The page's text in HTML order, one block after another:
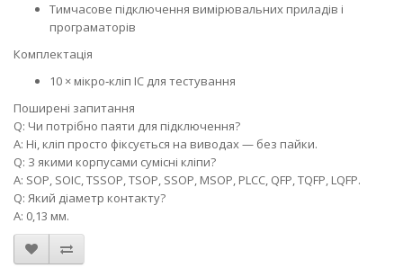
Тимчасове підключення вимірювальних приладів і
програматорів
Комплектація
10 × мікро‑кліп IC для тестування
Поширені запитання
Q: Чи потрібно паяти для підключення?
A: Ні, кліп просто фіксується на виводах — без пайки.
Q: З якими корпусами сумісні кліпи?
A: SOP, SOIC, TSSOP, TSOP, SSOP, MSOP, PLCC, QFP, TQFP, LQFP.
Q: Який діаметр контакту?
A: 0,13 мм.